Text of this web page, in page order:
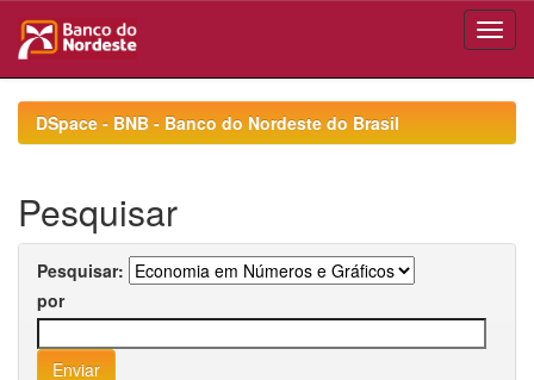
navigationDSpace - BNB - Banco do Nordeste do Brasil
Pesquisar
Pesquisar:
por